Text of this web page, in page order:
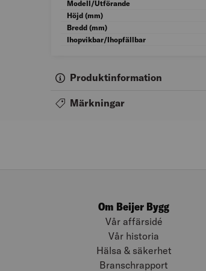
Modell/Utförande
Höjd (mm)
Bredd (mm)
Ihopvikbar/Ihopfällbar
Produktinformation
Märkningar
Om Beijer Bygg
Vår affärsidé
Vår historia
Hälsa & säkerhet
Branschrapport